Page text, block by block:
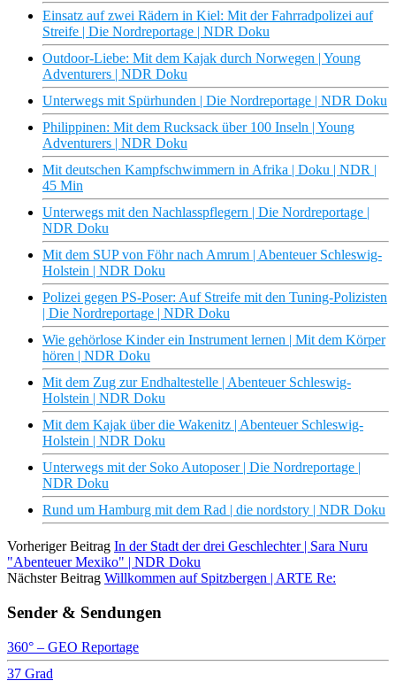
Einsatz auf zwei Rädern in Kiel: Mit der Fahrradpolizei auf
Streife | Die Nordreportage | NDR Doku
Outdoor-Liebe: Mit dem Kajak durch Norwegen | Young
Adventurers | NDR Doku
Unterwegs mit Spürhunden | Die Nordreportage | NDR Doku
Philippinen: Mit dem Rucksack über 100 Inseln | Young
Adventurers | NDR Doku
Mit deutschen Kampfschwimmern in Afrika | Doku | NDR |
45 Min
Unterwegs mit den Nachlasspflegern | Die Nordreportage |
NDR Doku
Mit dem SUP von Föhr nach Amrum | Abenteuer Schleswig-
Holstein | NDR Doku
Polizei gegen PS-Poser: Auf Streife mit den Tuning-Polizisten
| Die Nordreportage | NDR Doku
Wie gehörlose Kinder ein Instrument lernen | Mit dem Körper
hören | NDR Doku
Mit dem Zug zur Endhaltestelle | Abenteuer Schleswig-
Holstein | NDR Doku
Mit dem Kajak über die Wakenitz | Abenteuer Schleswig-
Holstein | NDR Doku
Unterwegs mit der Soko Autoposer | Die Nordreportage |
NDR Doku
Rund um Hamburg mit dem Rad | die nordstory | NDR Doku
Vorheriger Beitrag In der Stadt der drei Geschlechter | Sara Nuru
"Abenteuer Mexiko" | NDR Doku
Nächster Beitrag Willkommen auf Spitzbergen | ARTE Re:
Sender & Sendungen
360° – GEO Reportage
37 Grad